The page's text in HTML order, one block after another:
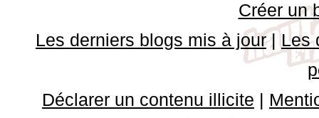
Créer un
Les derniers blogs mis à jour|Les
Déclarer un contenu illicite |